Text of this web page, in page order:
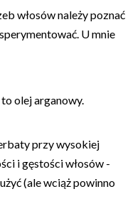
włosów należy poznać
U mnie
olej arganowy.
przy wysokiej
i gęstości włosów -
(ale wciąż powinno